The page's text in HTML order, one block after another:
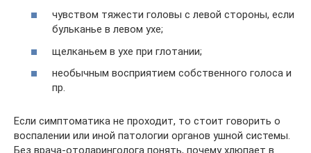
чувством тяжести головы с левой стороны, если
бульканье в левом ухе;
щелканьем в ухе при глотании;
необычным восприятием собственного голоса и
пр.
Если симптоматика не проходит, то стоит говорить о
воспалении или иной патологии органов ушной системы.
Без врача-отоларинголога понять, почему хлюпает в